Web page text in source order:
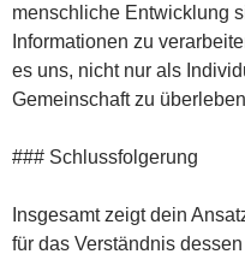
menschliche Entwicklung
Informationen zu
es uns, nicht nur als
Gemeinschaft zu
### Schlussfolgerung
Insgesamt zeigt dein
für das Verständnis